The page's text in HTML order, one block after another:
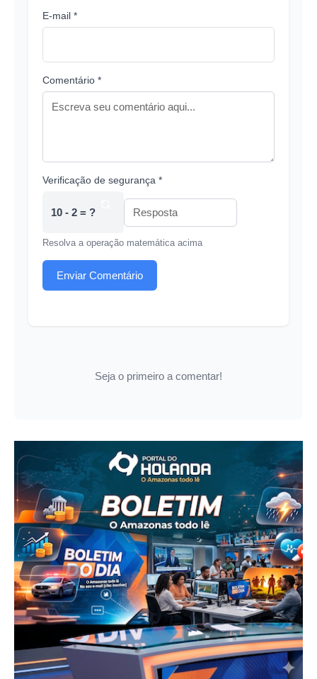
E-mail *
Comentário *
Verificação de segurança *
10 - 2 = ?
Resolva a operação matemática acima
Enviar Comentário
Seja o primeiro a comentar!